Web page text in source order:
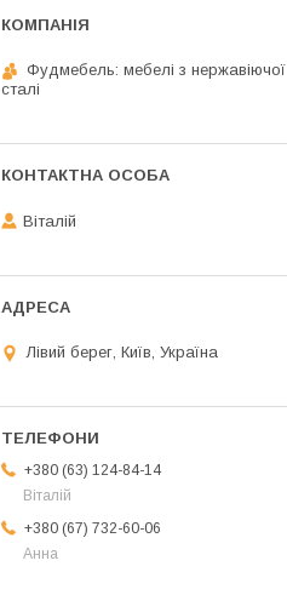
Фудмебель: мебелі з нержавіючої
сталі
Віталій
Лівий берег, Київ, Україна
+380 (63) 124-84-14
Віталій
+380 (67) 732-60-06
Анна